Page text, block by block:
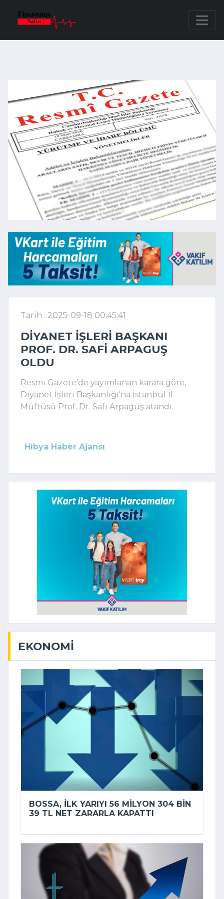
Tarih : 2025-09-18 00:45:41
DIYANET İŞLERI BAŞKANI
PROF. DR. SAFI ARPAGUŞ
OLDU
Resmi Gazete’de yayımlanan karara göre,
Diyanet İşleri Başkanlığı'na İstanbul İl
Müftüsü Prof. Dr. Safi Arpaguş atandı.
Hibya Haber Ajansı
EKONOMI
BOSSA, ILK YARIYI 56 MILYON 304 BIN
39 TL NET ZARARLA KAPATTI